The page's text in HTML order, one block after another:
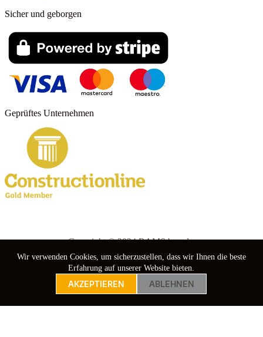
Wir verwenden Cookies, um sicherzustellen, dass wir Ihnen die beste
Erfahrung auf unserer Website bieten.
AKZEPTIEREN ABLEHNEN
Geprüftes Unternehmen
Sicher und geborgen
Copyright © 2024 RAMS boards.
nebuso